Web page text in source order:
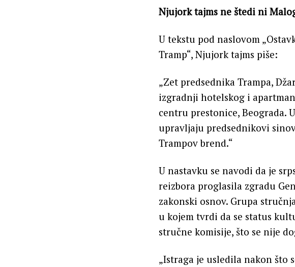
Njujork tajms ne štedi ni
U tekstu pod naslovom
Tramp“, Njujork tajms piše:
„Zet predsednika Trampa,
izgradnji hotelskog i
centru prestonice, Beograda.
upravljaju predsednikovi
Trampov brend.“
U nastavku se navodi da je
reizbora proglasila zgradu
zakonski osnov. Grupa
u kojem tvrdi da se status
stručne komisije, što se nije
„Istraga je usledila nakon što